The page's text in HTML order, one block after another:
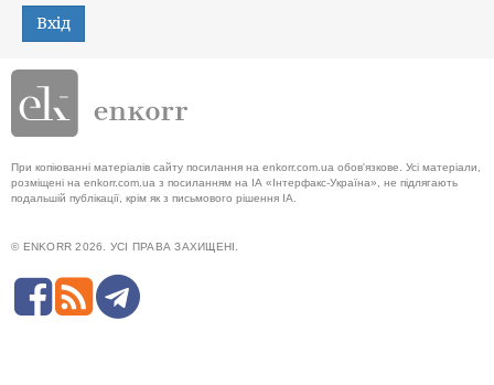
Вхід
При копіюванні матеріалів сайту посилання на enkorr.com.ua обов'язкове. Усі матеріали,
розміщені на enkorr.com.ua з посиланням на ІА «Інтерфакс-Україна», не підлягають
подальшій публікації, крім як з письмового рішення ІА.
© ENKORR 2026. УСІ ПРАВА ЗАХИЩЕНІ.